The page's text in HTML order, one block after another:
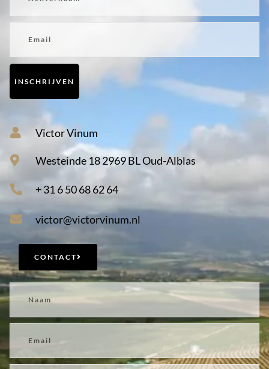
INSCHRIJVEN
Victor Vinum
Westeinde 18 2969 BL Oud-Alblas
+ 31 6 50 68 62 64
victor@victorvinum.nl
CONTACT